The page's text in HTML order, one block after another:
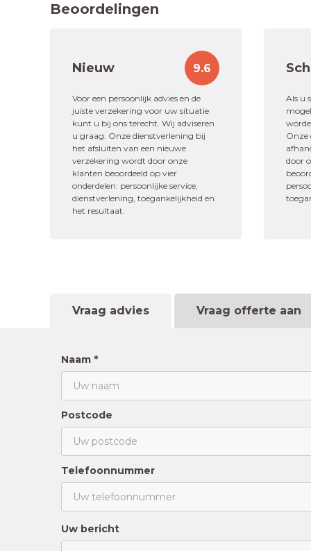
Beoordelingen
Nieuw 9.6
Voor een persoonlijk advies en de
juiste verzekering voor uw situatie
kunt u bij ons terecht. Wij adviseren
u graag. Onze dienstverlening bij
het afsluiten van een nieuwe
verzekering wordt door onze
klanten beoordeeld op vier
onderdelen: persoonlijke service,
dienstverlening, toegankelijkheid en
het resultaat.
Als u
Onze
door
"Zoals gebruikelijk zeer snelle
en
Dhr.
Vraag advies Vraag offerte aan
Naam *
Postcode
Telefoonnummer
Uw bericht